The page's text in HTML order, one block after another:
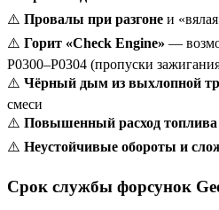
⚠️ Провалы при разгоне и
⚠️ Горит «Check Engine» —
P0300–P0304 (пропуски
⚠️ Чёрный дым из выхлопной
смеси
⚠️ Повышенный расход топлива
⚠️ Неустойчивые обороты и
Срок службы форсунок